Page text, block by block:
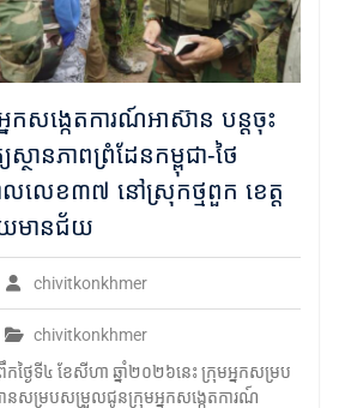
នកសង្កេតការណ៍អាស៊ាន បន្ដចុះ
ស្ថានភាពព្រំដែនកម្ពុជា-ថៃ
លលេខ៣៧ នៅស្រុកថ្មពួក ខេត្ត
យមានជ័យ
chivitkonkhmer
chivitkonkhmer
ថ្ងៃទី៤ ខែសីហា ឆ្នាំ២០២៦នេះ ក្រុមអ្នកសម្រប
នសម្របសម្រួលជូនក្រុមអ្នកសង្កេតការណ៍